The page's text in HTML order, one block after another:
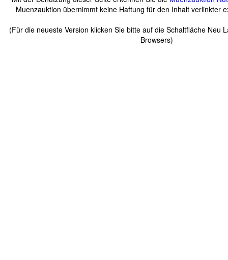
Muenzauktion übernimmt keine Haftung für den Inhalt verlinkter
(Für die neueste Version klicken Sie bitte auf die Schaltfläche Neu
Browsers)